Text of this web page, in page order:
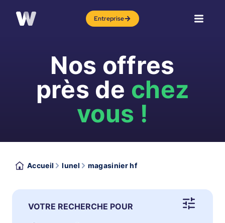
Entreprise
Nos offres
près de chez
vous !
Accueil lunel magasinier hf
VOTRE RECHERCHE POUR